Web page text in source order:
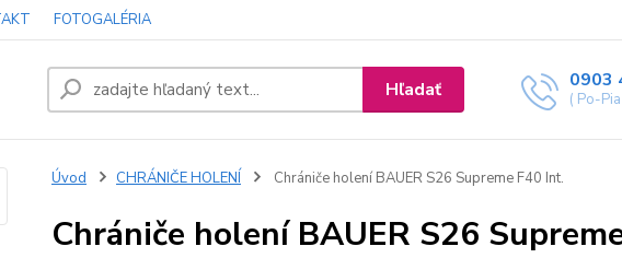
FOTOGALÉRIA
Hľadať 0903
( Po-
Úvod CHRÁNIČE HOLENÍ Chrániče holení BAUER S26 Supreme F40 Int.
Chrániče holení BAUER S26